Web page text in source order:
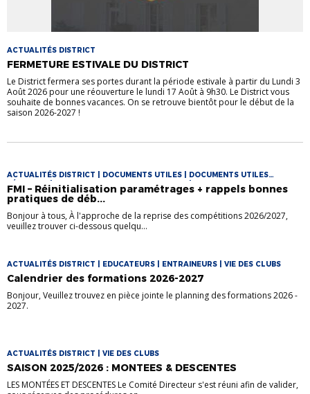
ACTUALITÉS DISTRICT
FERMETURE ESTIVALE DU DISTRICT
Le District fermera ses portes durant la période estivale à partir du Lundi 3
Août 2026 pour une réouverture le lundi 17 Août à 9h30. Le District vous
souhaite de bonnes vacances. On se retrouve bientôt pour le début de la
saison 2026-2027 !
ACTUALITÉS DISTRICT | DOCUMENTS UTILES | DOCUMENTS UTILES
FÉMININES | DOCUMENTS UTILES FOOT LOISIR | DOCUMENTS UTILES
FUTSAL | VIE DES CLUBS
FMI – Réinitialisation paramétrages + rappels bonnes
pratiques de déb...
Bonjour à tous, À l'approche de la reprise des compétitions 2026/2027,
veuillez trouver ci-dessous quelqu...
ACTUALITÉS DISTRICT | EDUCATEURS | ENTRAINEURS | VIE DES CLUBS
Calendrier des formations 2026-2027
Bonjour, Veuillez trouvez en pièce jointe le planning des formations 2026 -
2027.
ACTUALITÉS DISTRICT | VIE DES CLUBS
SAISON 2025/2026 : MONTEES & DESCENTES
LES MONTÉES ET DESCENTES Le Comité Directeur s'est réuni afin de valider,